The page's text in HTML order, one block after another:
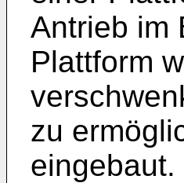
Antrieb im
Plattform
zu
eingebaut.